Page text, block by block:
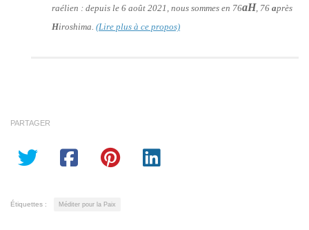
raélien : depuis le 6 août 2021, nous sommes en 76aH, 76 après
Hiroshima. (Lire plus à ce propos)
PARTAGER
Étiquettes : Méditer pour la Paix